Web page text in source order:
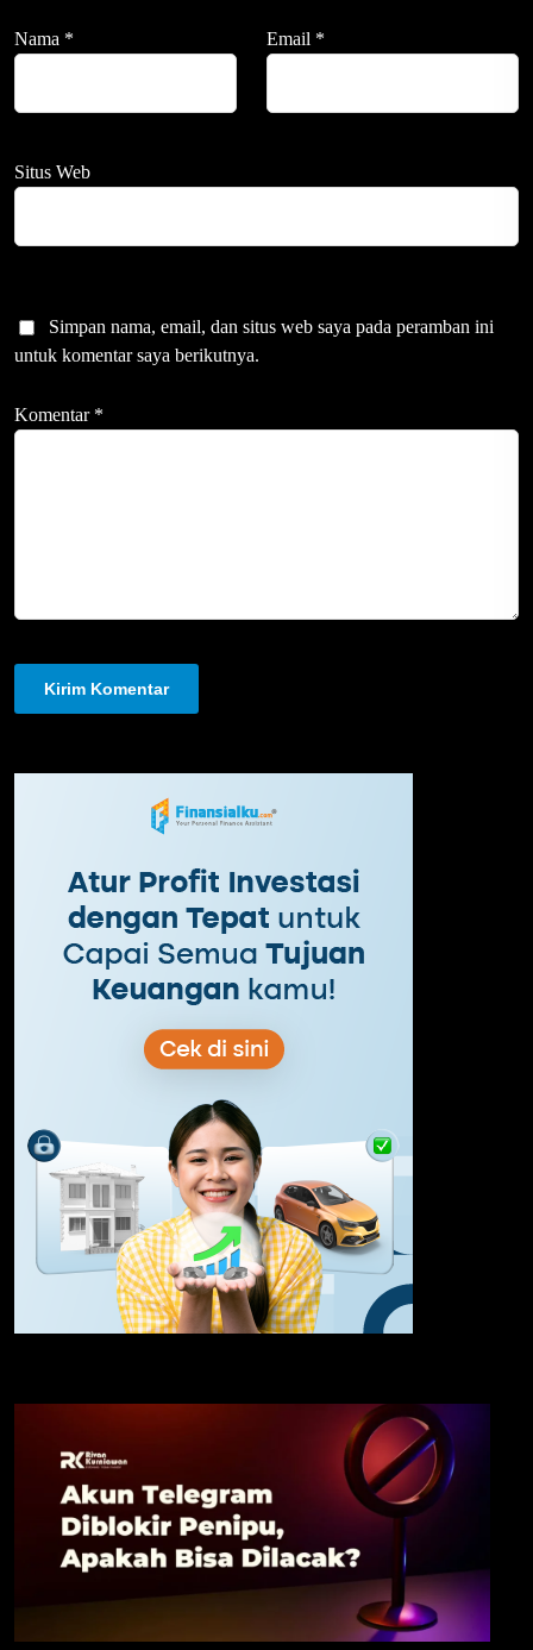
Nama * Email *
Situs Web
Simpan nama, email, dan situs web saya pada peramban ini
untuk komentar saya berikutnya.
Komentar *